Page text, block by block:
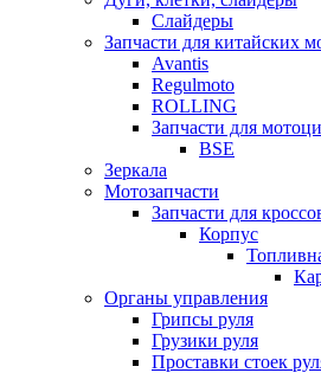
Слайдеры
Запчасти для китайских
Avantis
Regulmoto
ROLLING
Запчасти для
BSE
Зеркала
Мотозапчасти
Запчасти для
Корпус
Органы управления
Грипсы руля
Грузики руля
Проставки стоек